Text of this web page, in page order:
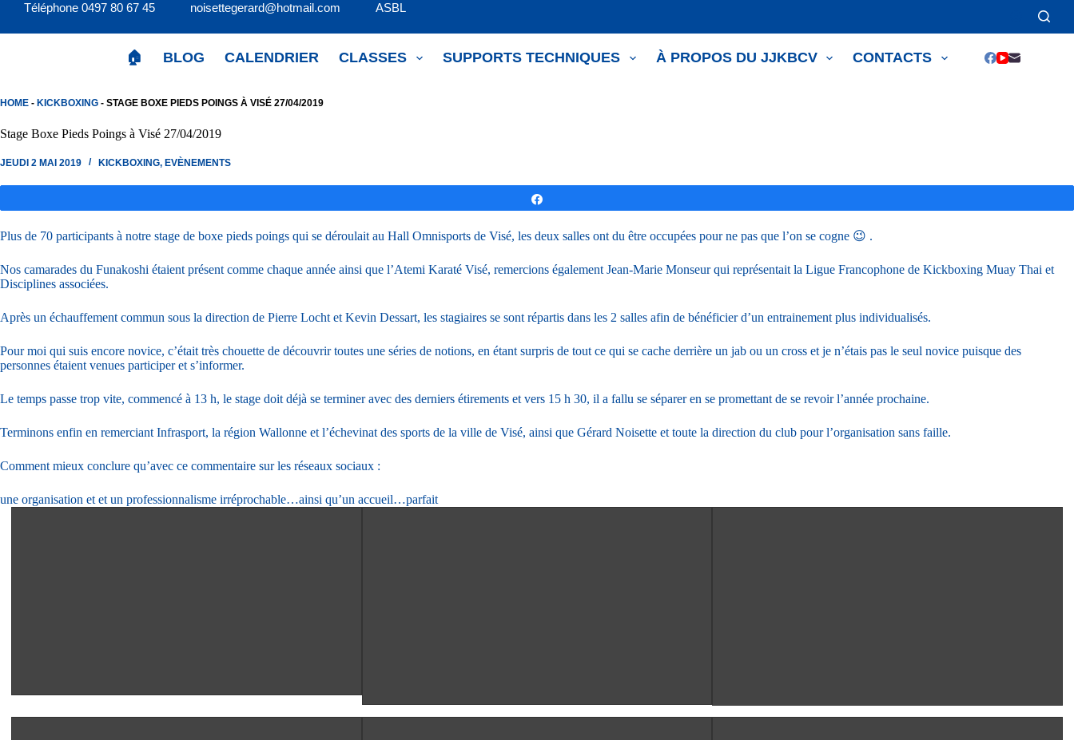
Passer
contenu
Téléphone 0497 80 67 45 noisettegerard@hotmail.com ASBL
🏠 BLOG CALENDRIER CLASSES SUPPORTS TECHNIQUES À PROPOS DU JJKBCV CONTACTS
HOME - KICKBOXING - STAGE BOXE PIEDS POINGS À VISÉ 27/04/2019
Stage Boxe Pieds Poings à Visé 27/04/2019
JEUDI 2 MAI 2019 KICKBOXING, EVÈNEMENTS
Plus de 70 participants à notre stage de boxe pieds poings qui se déroulait au Hall Omnisports de Visé, les deux salles ont du être occupées pour ne pas que l’on se cogne 😉 .
Nos camarades du Funakoshi étaient présent comme chaque année ainsi que l’Atemi Karaté Visé, remercions également Jean-Marie Monseur qui représentait la Ligue Francophone de Kickboxing Muay Thai et
Disciplines associées.
Après un échauffement commun sous la direction de Pierre Locht et Kevin Dessart, les stagiaires se sont répartis dans les 2 salles afin de bénéficier d’un entrainement plus individualisés.
Pour moi qui suis encore novice, c’était très chouette de découvrir toutes une séries de notions, en étant surpris de tout ce qui se cache derrière un jab ou un cross et je n’étais pas le seul novice puisque des
personnes étaient venues participer et s’informer.
Le temps passe trop vite, commencé à 13 h, le stage doit déjà se terminer avec des derniers étirements et vers 15 h 30, il a fallu se séparer en se promettant de se revoir l’année prochaine.
Terminons enfin en remerciant Infrasport, la région Wallonne et l’échevinat des sports de la ville de Visé, ainsi que Gérard Noisette et toute la direction du club pour l’organisation sans faille.
Comment mieux conclure qu’avec ce commentaire sur les réseaux sociaux :
une organisation et et un professionnalisme irréprochable…ainsi qu’un accueil…parfait